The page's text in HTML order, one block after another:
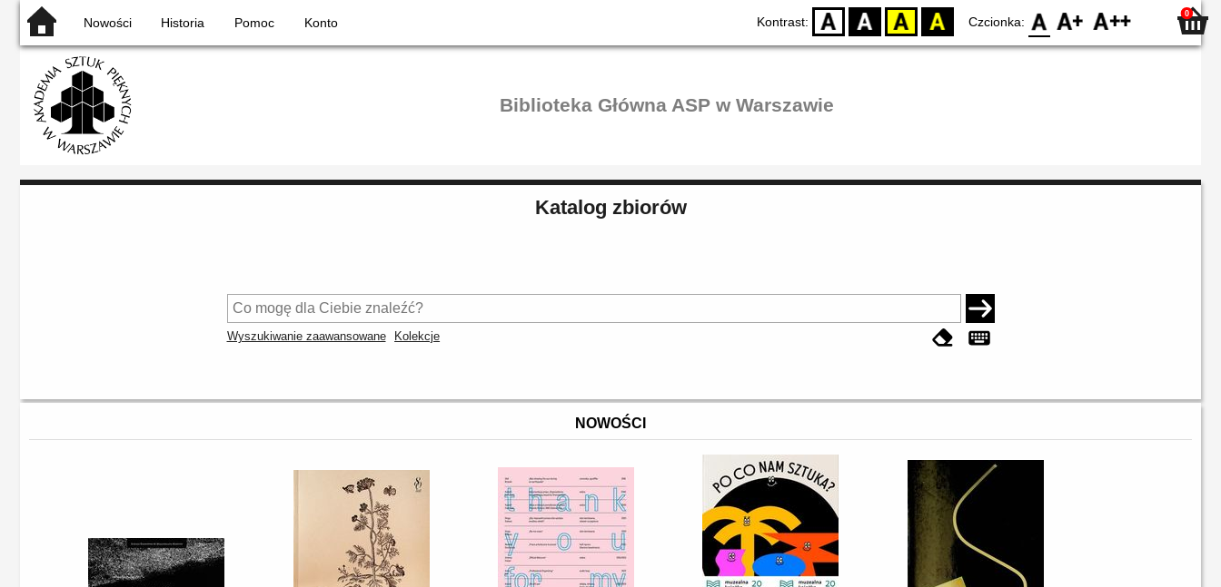
Nowości Historia Pomoc Konto Kontrast: D BW YB BY Czcionka: F0 F1 F2 0
Biblioteka Główna ASP w Warszawie
Katalog zbiorów
Wyszukiwanie zaawansowane Kolekcje
NOWOŚCI